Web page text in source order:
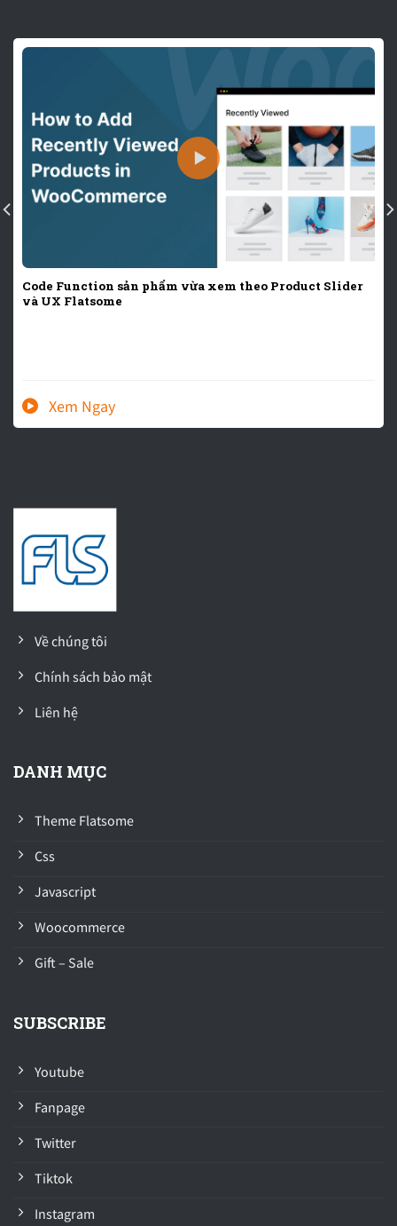
Code Function sản phẩm vừa xem theo Product Slider
và UX Flatsome
Về chúng tôi
Chính sách bảo mật
Liên hệ
DANH MỤC
Theme Flatsome
Css
Javascript
Woocommerce
Gift – Sale
SUBSCRIBE
Youtube
Fanpage
Twitter
Tiktok
Instagram